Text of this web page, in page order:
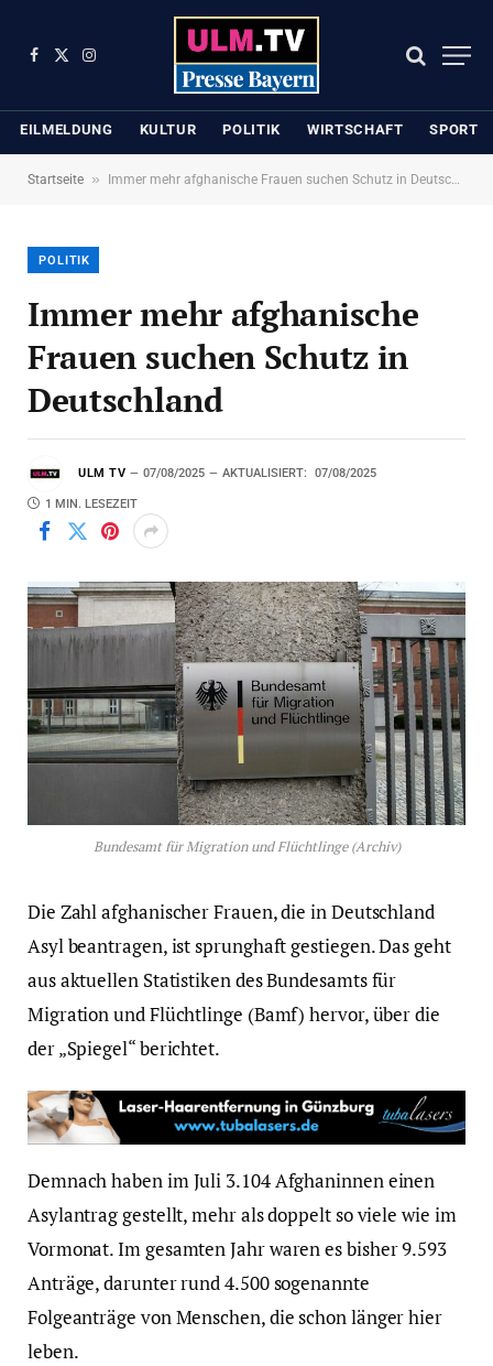
Facebook
X
Instagram
EILMELDUNG KULTUR POLITIK WIRTSCHAFT SPORT
Startseite » Immer mehr afghanische Frauen suchen Schutz in Deutschland
POLITIK
Immer mehr afghanische
Frauen suchen Schutz in
Deutschland
ULM TV 07/08/2025 AKTUALISIERT: 07/08/2025
1 MIN. LESEZEIT
Bundesamt für Migration und Flüchtlinge (Archiv)
Die Zahl afghanischer Frauen, die in Deutschland
Asyl beantragen, ist sprunghaft gestiegen. Das geht
aus aktuellen Statistiken des Bundesamts für
Migration und Flüchtlinge (Bamf) hervor, über die
der „Spiegel“ berichtet.
Demnach haben im Juli 3.104 Afghaninnen einen
Asylantrag gestellt, mehr als doppelt so viele wie im
Vormonat. Im gesamten Jahr waren es bisher 9.593
Anträge, darunter rund 4.500 sogenannte
Folgeanträge von Menschen, die schon länger hier
leben.